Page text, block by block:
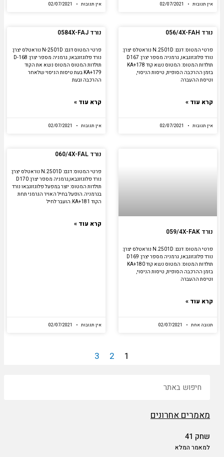
אין תגובות אין תגובות
נורד 056/4X-FAH
פרטי המטוס: דגם: N.2501D נוראטלס יצרן:
נורד פלוגזוגבאו, גרמניה מספר יצרן: D167
תולדות המטוס: המטוס נשא קוד KA+178
בזמן ההרכבה הסופית, טיסות הניסוי,
וטיסת ההעברה
קרא עוד »
אין תגובות
נורד 0584X-FAJ
פרטי המטוס דגם: N-2501D נוראטלס יצרן:
נורד פלוגזוגבאו, גרמניה מספר יצרן: D-168
תולדות המטוס המטוס נשא את הקוד
KA+179 בעת טיסות הניסוי שלאחר
ההרכבה ובעת
קרא עוד »
אין תגובות
נורד 059/4X-FAK
פרטי המטוס: דגם: N.2501D נוראטלס יצרן:
נורד פלוגזוגבאו, גרמניה מספר יצרן: D169
תולדות המטוס: המטוס נשא קוד KA+180
בזמן ההרכבה הסופית, טיסות הניסוי,
וטיסת ההעברה
קרא עוד »
תגובה אחת
נורד 060/4X-FAL
פרטי המטוס: דגם: N.2501D נוראטלס יצרן:
נורד פלוגזוגבאו,גרמניה מספר יצרן: D170
תולדות המטוס: יוצר במפעל פלוגזוגבאו נורד
בגרמניה.הופעל בחיל האויר הגרמני תחת
הקוד KA+181.הועבר לחיל
קרא עוד »
אין תגובות
1
2
3
מאמרים אחרונים
שחק 41
למאמר המלא